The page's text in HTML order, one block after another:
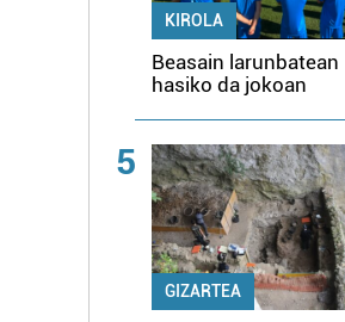
KIROLA
Beasain larunbatean
hasiko da jokoan
5
GIZARTEA